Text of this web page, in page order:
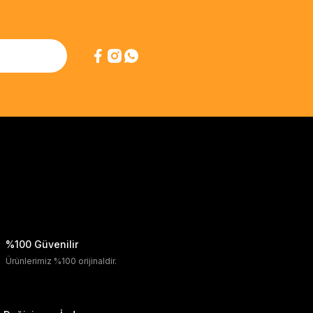
%100 Güvenilir
Ürünlerimiz %100 orijinaldir.